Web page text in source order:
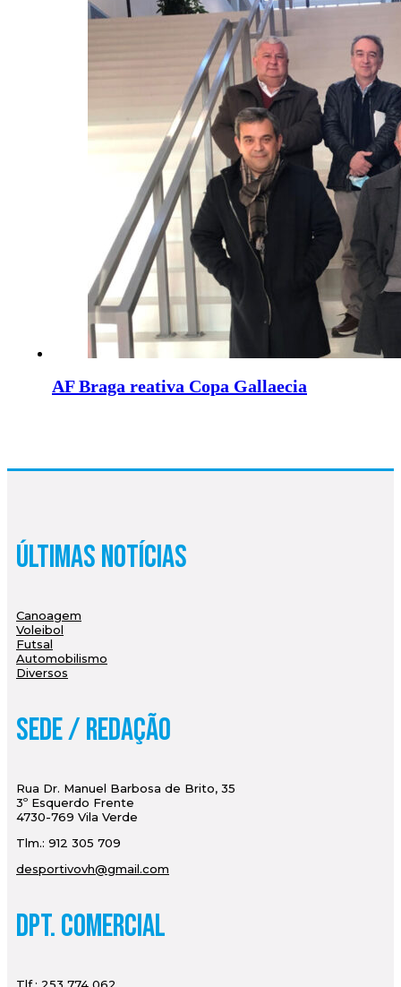
AF Braga reativa Copa Gallaecia
Últimas Notícias
Canoagem
Voleibol
Futsal
Automobilismo
Diversos
Sede / Redação
Rua Dr. Manuel Barbosa de Brito, 35
3º Esquerdo Frente
4730-769 Vila Verde
Tlm.: 912 305 709
desportivovh@gmail.com
Dpt. Comercial